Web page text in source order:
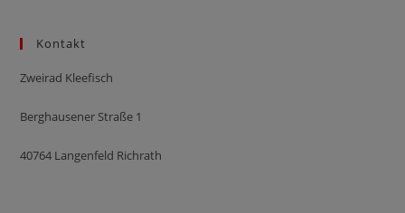
Kontakt
Zweirad Kleefisch
Berghausener Straße 1
40764 Langenfeld Richrath